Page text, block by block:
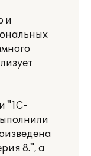
и
"1С-
8.", а